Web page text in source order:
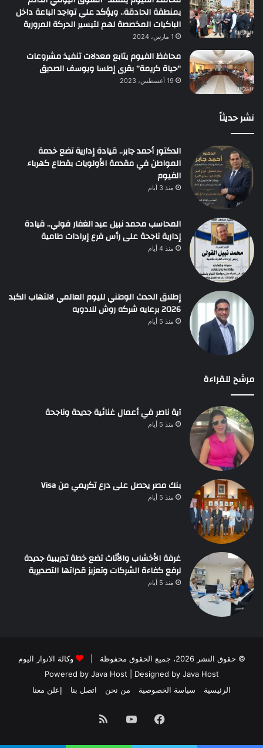
بمنطقة الحادقة.. ويؤكد علي تواجد الباعة داخل
الباكيات المخصصة لهم لتيسير الحركة المرورية
1 مارس، 2024
محافظ الفيوم يتابع معدلات تنفيذ مشروعات
“حياة كريمة” بقرى إطسا ويوسف الصديق
19 أغسطس، 2023
نشر حديثاً
الدكتور أحمد جابر.. قيادة إدارية تضع خدمة
المواطن في مقدمة الأولويات بقطاع كهرباء
الفيوم
منذ 3 أيام
المحاسب محمد نبيل عبد الغفار فولي.. قيادة
إدارية ناجحة على رأس فرع إيرادات طامية
منذ 4 أيام
إطلاق الحدث الوطني لليوم العالمي لالتهاب الكبد
2026 برعايه شركه روش للادويه
منذ 5 أيام
مرشح للقراءة
آية ناصر في أعمال غنائية جديدة وناجحة
منذ 5 أيام
بنك مصر يحصل على درع تكريمي من Visa
منذ 5 أيام
غرفة الأخشاب والأثاث تضع خطة تدريبية جديدة
لرفع كفاءة الشركات وتعزيز قدراتها التصديرية
منذ 5 أيام
© حقوق النشر 2026، جميع الحقوق محفوظة |
وكالة الانوار اليوم
Powered by Java Host | Designed by Java Host
الرئيسية
سياسة الخصوصية من نحن اتصل بنا إعلن معنا
فيسبوكيوتيوبملخص